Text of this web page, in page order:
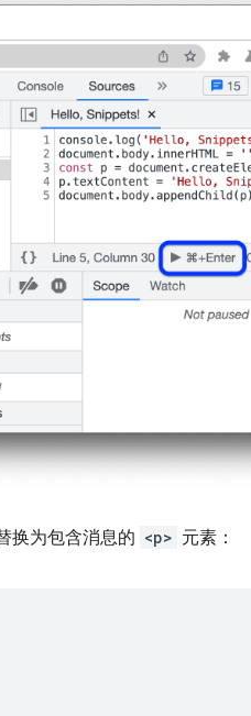
换为包含消息的 <p> 元素：